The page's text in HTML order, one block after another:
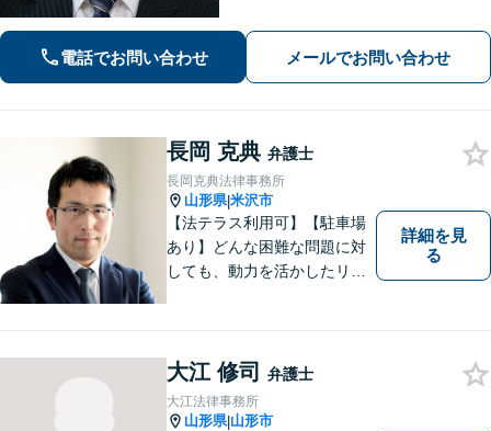
電話でお問い合わせ メールでお問い合わせ
長岡 克典 弁護士
長岡克典法律事務所
山形県|米沢市
【法テラス利用可】【駐車場
あり】どんな困難な問題に対
しても、動力を活かしたリー
るよう努力することで早期解
決を目指します。 お気軽にご
相談ください。
詳細を見
る
大江 修司 弁護士
大江法律事務所
山形県|山形市